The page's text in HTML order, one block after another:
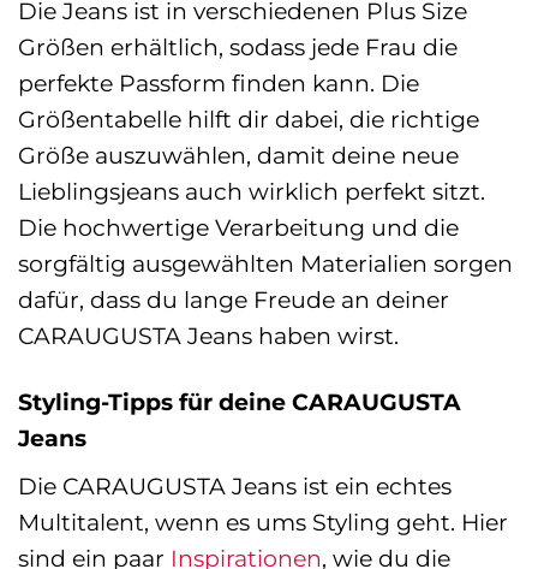
Die Jeans ist in verschiedenen Plus Size
Größen erhältlich, sodass jede Frau die
perfekte Passform finden kann. Die
Größentabelle hilft dir dabei, die richtige
Größe auszuwählen, damit deine neue
Lieblingsjeans auch wirklich perfekt sitzt.
Die hochwertige Verarbeitung und die
sorgfältig ausgewählten Materialien sorgen
dafür, dass du lange Freude an deiner
CARAUGUSTA Jeans haben wirst.
Styling-Tipps für deine CARAUGUSTA
Jeans
Die CARAUGUSTA Jeans ist ein echtes
Multitalent, wenn es ums Styling geht. Hier
sind ein paar Inspirationen, wie du die